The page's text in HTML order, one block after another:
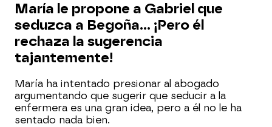
María le propone a Gabriel que
seduzca a Begoña... ¡Pero él
rechaza la sugerencia
tajantemente!
María ha intentado presionar al abogado
argumentando que sugerir que seducir a la
enfermera es una gran idea, pero a él no le ha
sentado nada bien.